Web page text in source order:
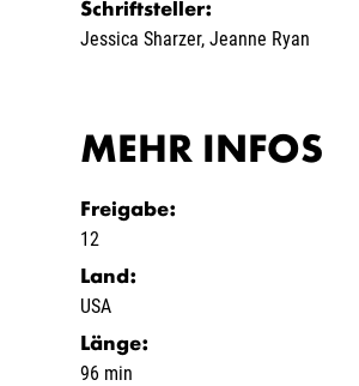
Schriftsteller:
Jessica Sharzer,Jeanne Ryan
MEHR INFOS
Freigabe:
12
Land :
USA
Länge:
96 min